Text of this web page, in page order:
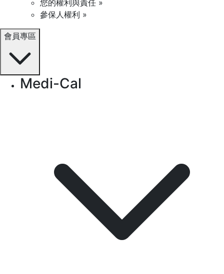
您的權利與責任 »
參保人權利 »
會員專區
Medi-Cal